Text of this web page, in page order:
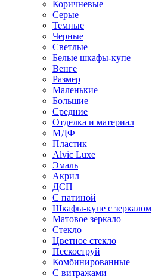
Коричневые
Серые
Темные
Черные
Светлые
Белые шкафы-купе
Венге
Размер
Маленькие
Большие
Средние
Отделка и материал
МДФ
Пластик
Alvic Luxe
Эмаль
Акрил
ДСП
С патиной
Шкафы-купе с зеркалом
Матовое зеркало
Стекло
Цветное стекло
Пескоструй
Комбинированные
С витражами